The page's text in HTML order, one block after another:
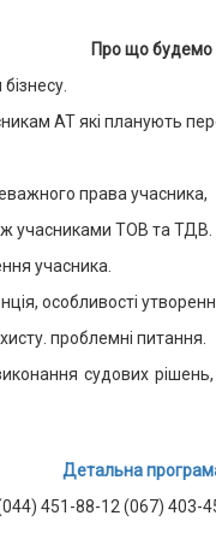
Про що будемо
АТ які планують
права учасника,
учасниками ТОВ та ТДВ.
учасника.
особливості
проблемні питання.
судових
Детальна
451-88-12 (067) 403-